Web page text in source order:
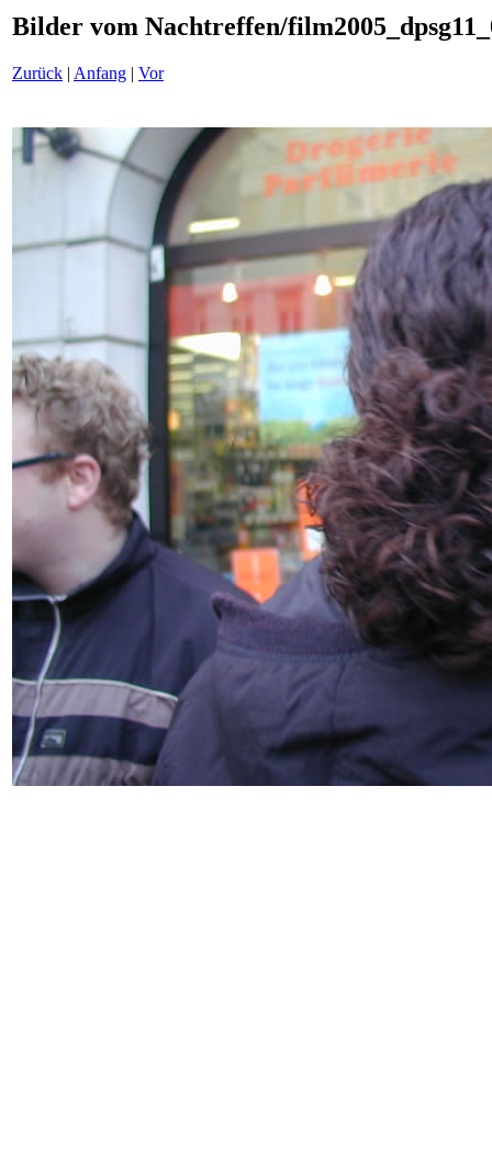
Bilder vom Nachtreffen/
Zurück | Anfang | Vor